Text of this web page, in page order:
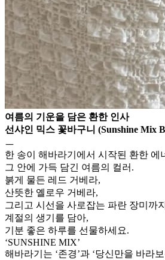
여름의 기운을 담은 환한 인사
선샤인 믹스 꽃바구니 (Sunshine Mix
ㅡ
한 송이 해바라기에서 시작된 환한 에
그 안에 가득 담긴 여름의 컬러.
붉게 물든 레드 거베라,
산뜻한 옐로우 거베라,
그리고 시선을 사로잡는 파란 장미까
계절의 생기를 담아,
기분 좋은 하루를 선물하세요.
‘SUNSHINE MIX’
해바라기는 ‘존경’과 ‘당신만을 바라